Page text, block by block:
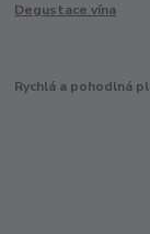
Degustace vína
Rychlá a pohodlná